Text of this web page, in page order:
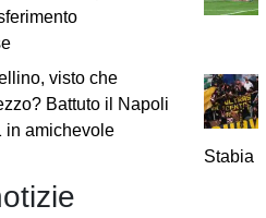
visto che
Battuto il Napoli
in amichevole
Stabia